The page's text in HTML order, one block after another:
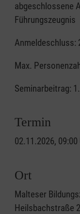
abgeschlossene
Führungszeugnis
Anmeldeschluss:
Max.
Seminarbeitrag:
Termin
02.11.2026,
Ort
Malteser
Heilsbachstraße